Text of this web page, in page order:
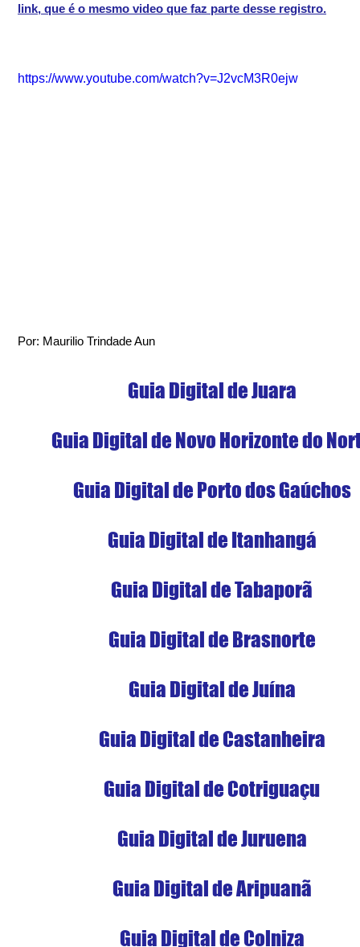
link, que é o mesmo video que faz parte desse registro.
https://www.youtube.com/watch?v=J2vcM3R0ejw
Por: Maurilio Trindade Aun
Guia Digital de Juara
Guia Digital de Novo Horizonte do
Guia Digital de Porto dos Gaúchos
Guia Digital de Itanhangá
Guia Digital de Tabaporã
Guia Digital de Brasnorte
Guia Digital de Juína
Guia Digital de Castanheira
Guia Digital de Cotriguaçu
Guia Digital de Juruena
Guia Digital de Aripuanã
Guia Digital de Colniza